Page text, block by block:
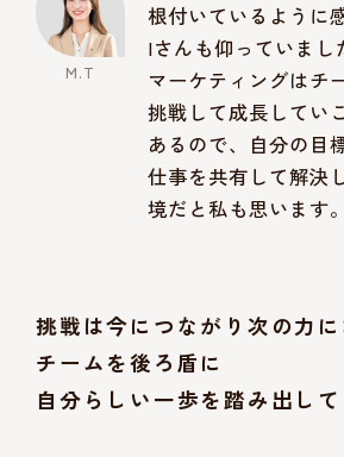
根付いているように
Iさんも仰っていまし
マーケティングはチ
挑戦して成長してい
あるので、自分の目
仕事を共有して解決
境だと私も思います。
挑戦は今につながり次の力に
チームを後ろ盾に
自分らしい一歩を踏み出して